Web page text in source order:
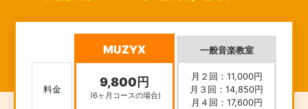
MUZYX 一般音楽教室
料金
9,800円
(6ヶ月コースの場合)
月２回：11,000円
月３回：14,850円
月４回：17,600円